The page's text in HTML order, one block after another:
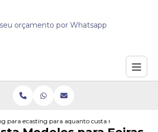
orçamento por Whatsapp
para eventoscasting para acoes promocionais
quanto custa modelos para